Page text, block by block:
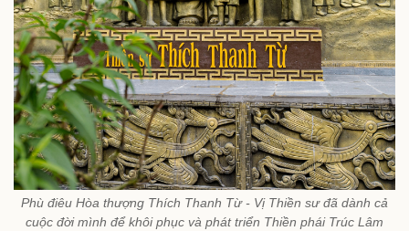
Phù điêu Hòa thượng Thích Thanh Từ - Vị Thiền sư đã dành cả
cuộc đời mình để khôi phục và phát triển Thiền phái Trúc Lâm